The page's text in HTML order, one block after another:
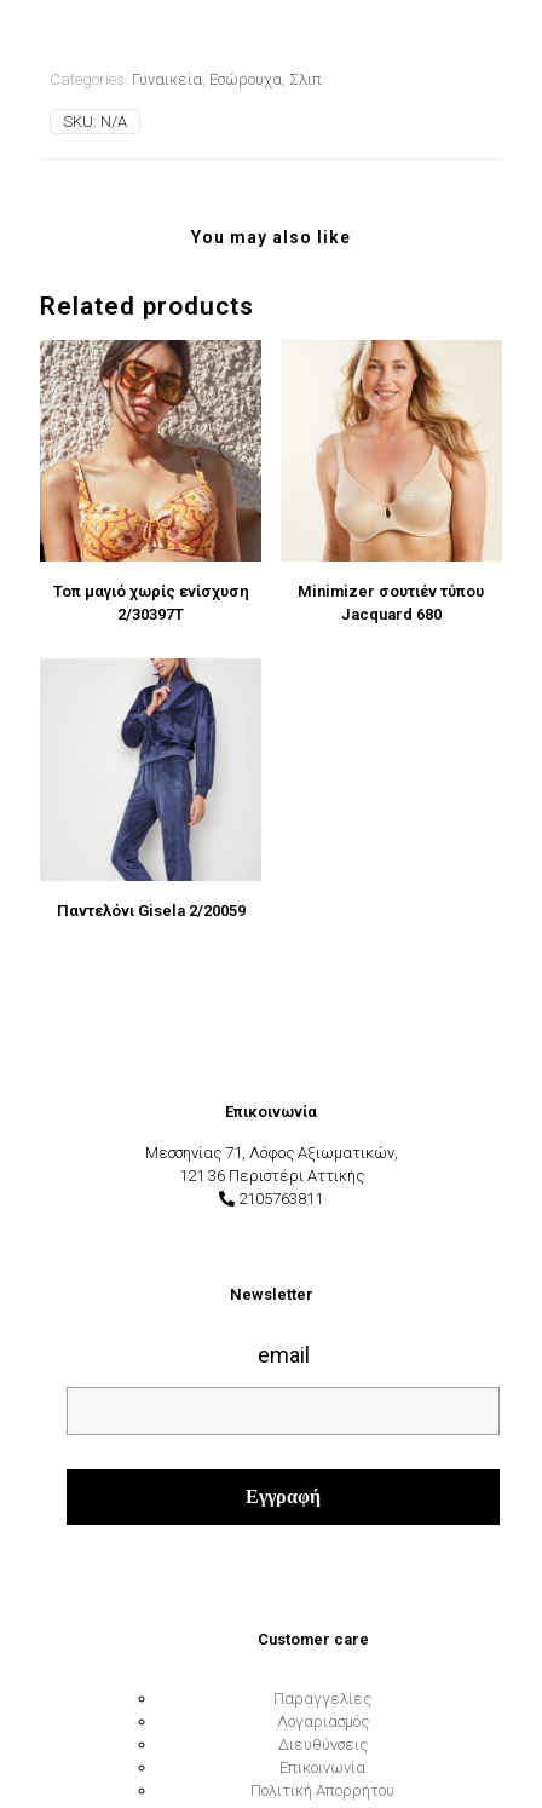
Categories: Γυναικεία Εσώρουχα Σλιπ
SKU: N/A
You may also like
Related products
Τοπ μαγιό χωρίς ενίσχυση
2/30397T
Minimizer σουτιέν τύπου
Jacquard 680
Παντελόνι Gisela 2/20059
Επικοινωνία
Μεσσηνίας 71, Λόφος Αξιωματικών,
121 36 Περιστέρι Αττικής
2105763811
Newsletter
email
Customer care
Παραγγελίες
Λογαριασμός
Διευθύνσεις
Επικοινωνία
Πολιτική Απορρήτου